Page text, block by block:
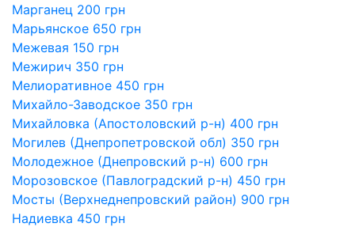
Марганец 200 грн
Марьянское 650 грн
Межевая 150 грн
Межирич 350 грн
Мелиоративное 450 грн
Михайло-Заводское 350 грн
Михайловка (Апостоловский р-н) 400 грн
Могилев (Днепропетровской обл) 350 грн
Молодежное (Днепровский р-н) 600 грн
Морозовское (Павлоградский р-н) 450 грн
Мосты (Верхнеднепровский район) 900 грн
Надиевка 450 грн